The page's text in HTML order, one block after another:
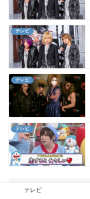
テレビ
テレビ
テレビ
テレビ